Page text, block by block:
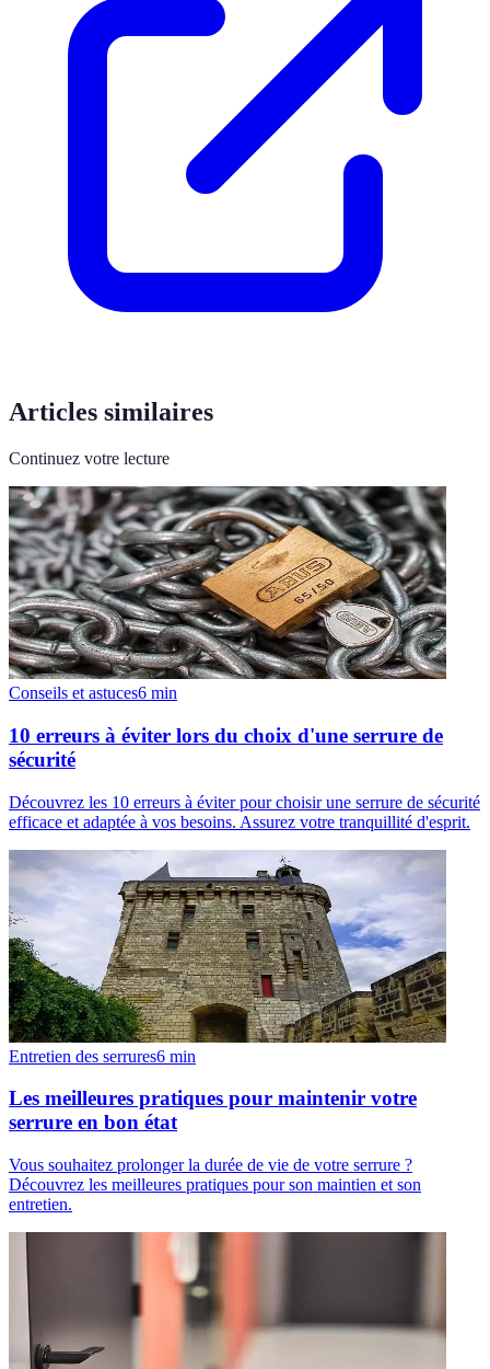
Articles similaires
Continuez votre lecture
Conseils et astuces6 min
10 erreurs à éviter lors du choix d'une serrure de
sécurité
Découvrez les 10 erreurs à éviter pour choisir une serrure de sécurité
efficace et adaptée à vos besoins. Assurez votre tranquillité d'esprit.
Entretien des serrures6 min
Les meilleures pratiques pour maintenir votre
serrure en bon état
Vous souhaitez prolonger la durée de vie de votre serrure ?
Découvrez les meilleures pratiques pour son maintien et son
entretien.